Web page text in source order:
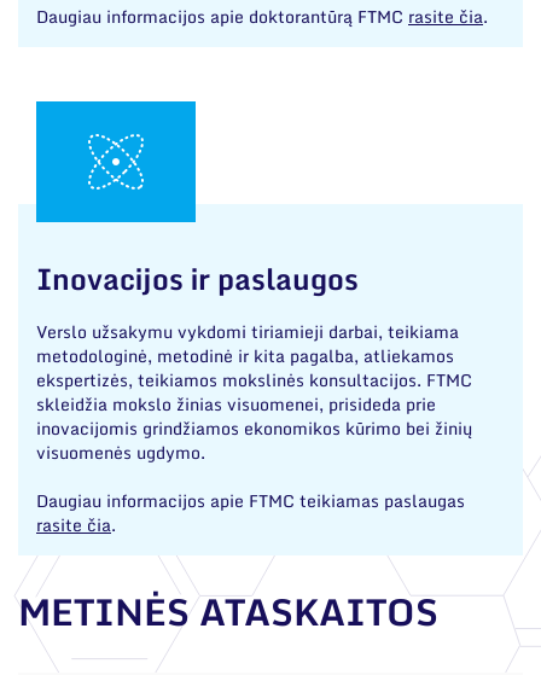
Daugiau informacijos apie doktorantūrą FTMC rasite čia.
Inovacijos ir paslaugos
Verslo užsakymu vykdomi tiriamieji darbai, teikiama
metodologinė, metodinė ir kita pagalba, atliekamos
ekspertizės, teikiamos mokslinės konsultacijos. FTMC
skleidžia mokslo žinias visuomenei, prisideda prie
inovacijomis grindžiamos ekonomikos kūrimo bei žinių
visuomenės ugdymo.
Daugiau informacijos apie FTMC teikiamas paslaugas
rasite čia.
METINĖS ATASKAITOS